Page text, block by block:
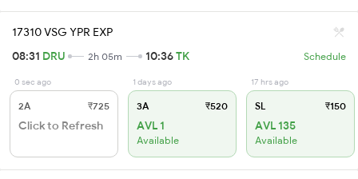
17310 VSG YPR EXP
08:31 DRU 2h 05m 10:36TK Schedule
0 sec ago
2A ₹725
Click to Refresh
1 days ago
3A ₹520
AVL 1
Available
17 hrs ago
SL ₹150
AVL 135
Available